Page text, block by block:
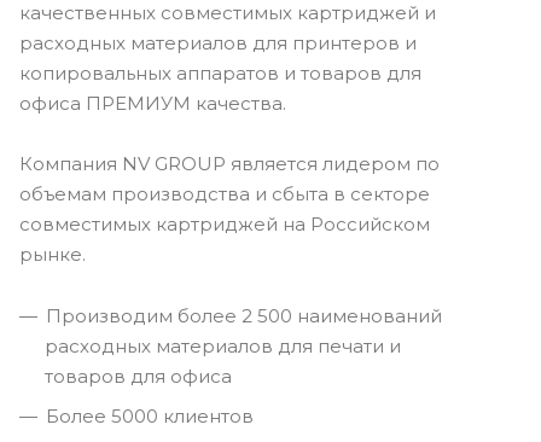
качественных совместимых картриджей и
расходных материалов для принтеров и
копировальных аппаратов и товаров для
офиса ПРЕМИУМ качества.
Компания NV GROUP является лидером по
объемам производства и сбыта в секторе
совместимых картриджей на Российском
рынке.
Производим более 2 500 наименований
расходных материалов для печати и
товаров для офиса
Более 5000 клиентов